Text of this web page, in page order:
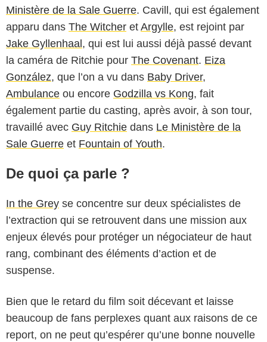
Ministère de la Sale Guerre. Cavill, qui est également
apparu dans The Witcher et Argylle, est rejoint par
Jake Gyllenhaal, qui est lui aussi déjà passé devant
la caméra de Ritchie pour The Covenant. Eiza
González, que l’on a vu dans Baby Driver,
Ambulance ou encore Godzilla vs Kong, fait
également partie du casting, après avoir, à son tour,
travaillé avec Guy Ritchie dans Le Ministère de la
Sale Guerre et Fountain of Youth.
De quoi ça parle ?
In the Grey se concentre sur deux spécialistes de
l’extraction qui se retrouvent dans une mission aux
enjeux élevés pour protéger un négociateur de haut
rang, combinant des éléments d’action et de
suspense.
Bien que le retard du film soit décevant et laisse
beaucoup de fans perplexes quant aux raisons de ce
report, on ne peut qu’espérer qu’une bonne nouvelle